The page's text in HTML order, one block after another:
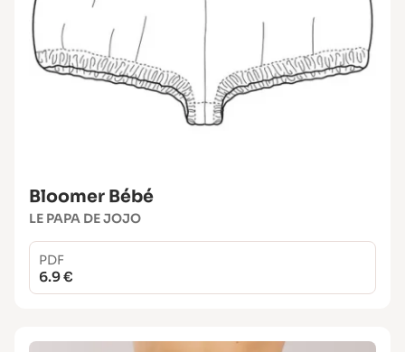
Bloomer Bébé
LE PAPA DE JOJO
PDF
6.9 €